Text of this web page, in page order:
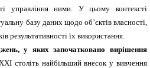
управління ними. У цьому контексті
базу даних щодо об’єктів власності,
результативності їх використання.
у яких започатковано вирішення
століть найбільший внесок у вивчення